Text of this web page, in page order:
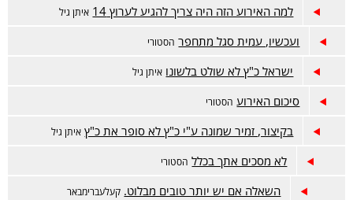
למה האירוע הזה היה צריך להגיע לערוץ 14 איתן גיל
ועכשיו, עמית סגל מתחפר הסטורי
ישראל כ"ץ לא שולט בלשונו איתן גיל
סיכום האירוע הסטורי
בקיצור, זמיר שמונה ע"י כ"ץ לא סופר את כ"ץ איתן גיל
לא מסכים אתך בכלל הסטורי
השאלה אם יש יותר טובים מבלוט. קעלעברימבאר